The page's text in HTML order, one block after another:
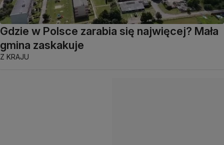
Gdzie w Polsce zarabia się najwięcej? Mała
gmina zaskakuje
Z KRAJU